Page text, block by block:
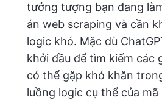
tưởng tượng bạn đang
án web scraping và cần
logic khó. Mặc dù
khởi đầu để tìm kiếm các
có thể gặp khó khăn
luồng logic cụ thể của